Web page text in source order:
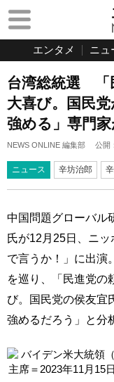
エンタメ ニュ
台湾総統選 「
大喜び。国民
強める」専門
NEWS ONLINE 編集部 公開：
ニュース 辛坊治郎
中国問題グローバル
氏が12月25日、ニ
で言うか！」に出演
を巡り、「民進党の
び。国民党の侯友宜
強めるだろう」と分